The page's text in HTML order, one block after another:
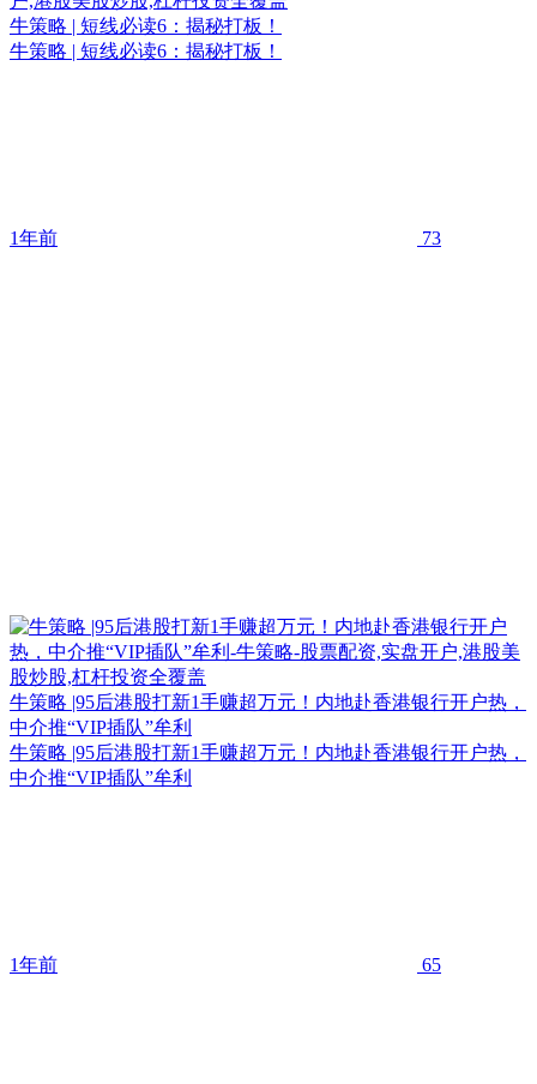
牛策略 | 短线必读6：揭秘打板！
牛策略 | 短线必读6：揭秘打板！
1年前 73
牛策略 |95后港股打新1手赚超万元！内地赴香港银行开户热，
中介推“VIP插队”牟利
牛策略 |95后港股打新1手赚超万元！内地赴香港银行开户热，
中介推“VIP插队”牟利
1年前 65